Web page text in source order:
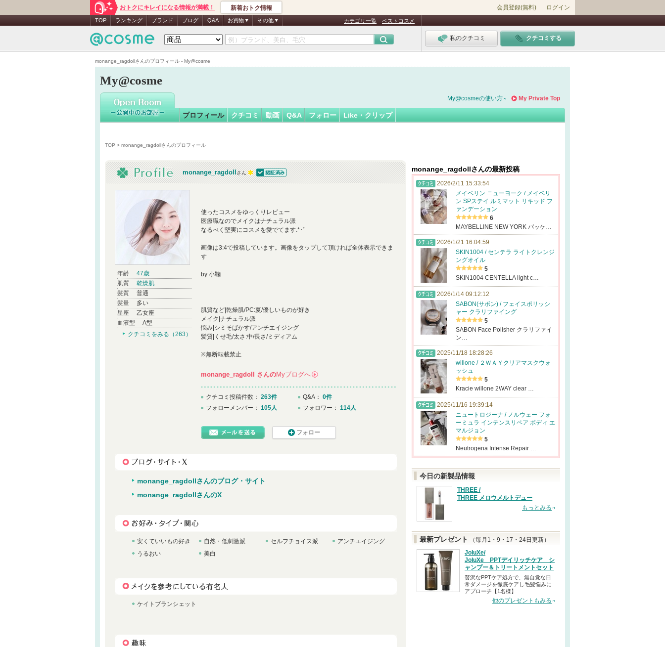
monange_ragdollさんのプロフィール - My@cosme
おトクにキレイになる情報が満載！ 新着おトク情報 会員登録(無料) ログイン
TOP ランキング ブランド ブログ Q&A お買物 その他 カテゴリ一覧 ベストコスメ
私のクチコミ クチコミする
My@cosme
monange_ragdollさん
認
証
My Private Top
My@cosmeの使い方
プロフィール クチコミ 動画 Q&A フォロー Like・クリップ
TOP > monange_ragdollさんのプロフィール
monange_ragdollさん
認証済
年齢
47歳
肌質
乾燥肌
髪質
普通
髪量
多い
星座
乙女座
血液型
A型
クチコミをみる（263）
使ったコスメをゆっくりレビュー
医療職なのでメイクはナチュラル派
なるべく堅実にコスメを愛でてます.*･ﾟ
画像は3:4で投稿しています。画像をタップして頂ければ全体表示できま
す
by 小鞠
肌質など|乾燥肌/PC:夏/優しいものが好き
メイク|ナチュラル派
悩み|シミそばかす/アンチエイジング
髪質|くせ毛/太さ:中/長さ/ミディアム
※無断転載禁止
monange_ragdoll さんのMyブログへ
クチコミ投稿件数： 263件
フォローメンバー： 105人
Q&A： 0件
フォロワー： 114人
フォロー
monange_ragdollさんのブログ・サイト
monange_ragdollさんのX
安くていいもの好き 自然・低刺激派 セルフチョイス派
アンチエイジング
うるおい
美白
ケイトブランシェット
monange_ragdollさんの最新投稿
2026/2/11 15:33:54
メイベリン ニューヨーク / メイベリ
ン SPステイ ルミマット リキッド フ
ァンデーション
6
MAYBELLINE NEW YORK パッケ…
2026/1/21 16:04:59
SKIN1004 / センテラ ライトクレンジ
ングオイル
5
SKIN1004 CENTELLA light c…
2026/1/14 09:12:12
SABON(サボン) / フェイスポリッシ
ャー クラリファイング
5
SABON Face Polisher クラリファイ
ン…
2025/11/18 18:28:26
willone / ２ＷＡＹクリアマスクウォ
ッシュ
5
Kracie willone 2WAY clear …
2025/11/16 19:39:14
ニュートロジーナ / ノルウェー フォ
ーミュラ インテンスリペア ボディ エ
マルジョン
5
Neutrogena Intense Repair …
今日の新製品情報
THREE /
THREE メロウメルトデュー
もっとみる
最新プレゼント
（毎月1・9・17・24日更新）
JoluXe/
JoluXe PPTデイリッチケア シ
ャンプー＆トリートメントセット
贅沢なPPTケア処方で、無自覚な日
常ダメージを徹底ケアし毛髪悩みに
アプローチ【1名様】
他のプレゼントもみる